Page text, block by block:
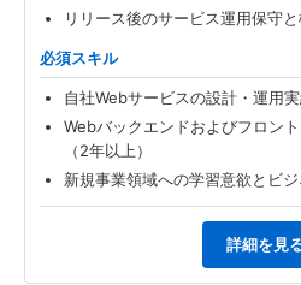
リリース後のサービス運用保守
必須スキル
自社Webサービスの設計・運用
Webバックエンドおよびフロン
（2年以上）
新規事業領域への学習意欲とビ
詳細を見